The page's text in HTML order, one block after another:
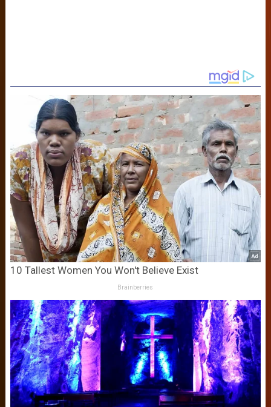
10 Tallest Women You Won't Believe Exist
Brainberries